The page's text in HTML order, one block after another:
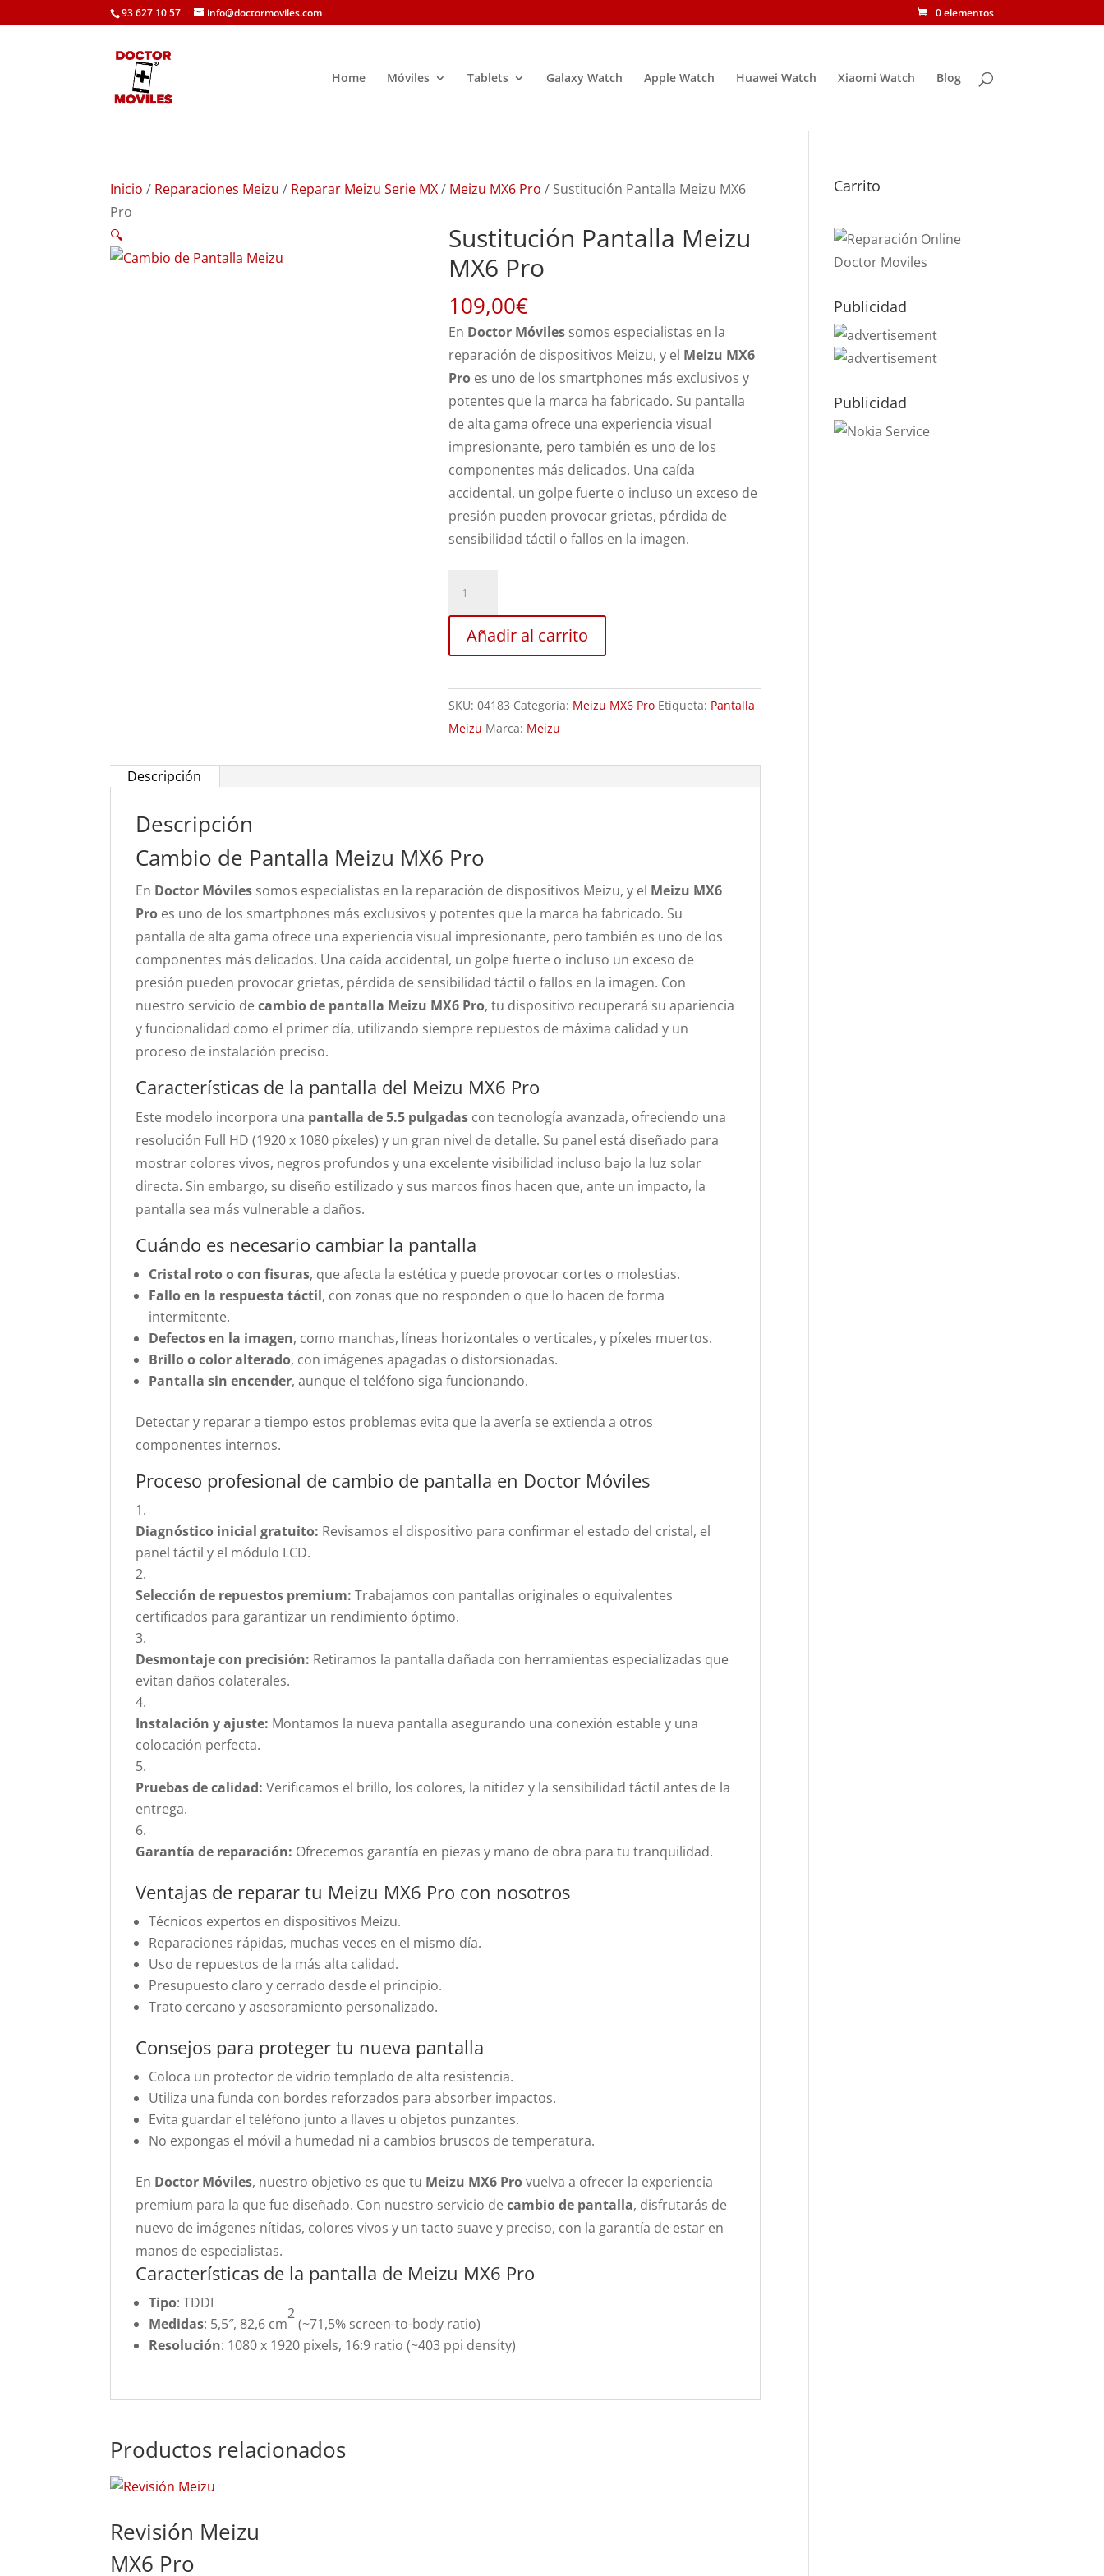
93 627 10 57 info@doctormoviles.com 0 elementos
Home Móviles Tablets Galaxy Watch Apple Watch Huawei Watch Xiaomi Watch Blog
Inicio / Reparaciones Meizu / Reparar Meizu Serie MX/ Meizu MX6 Pro / Sustitución Pantalla Meizu MX6
Pro
🔍
Sustitución Pantalla Meizu
MX6 Pro
109,00€
En Doctor Móviles somos especialistas en la
reparación de dispositivos Meizu, y el Meizu MX6
Pro es uno de los smartphones más exclusivos y
potentes que la marca ha fabricado. Su pantalla
de alta gama ofrece una experiencia visual
impresionante, pero también es uno de los
componentes más delicados. Una caída
accidental, un golpe fuerte o incluso un exceso de
presión pueden provocar grietas, pérdida de
sensibilidad táctil o fallos en la imagen.
Meizu
MX6
Añadir al carrito
SKU:04183 Categoría: Meizu MX6 Pro Etiqueta: Pantalla
Meizu Marca: Meizu
Descripción
Descripción
Cambio de Pantalla Meizu MX6 Pro
En Doctor Móviles somos especialistas en la reparación de dispositivos Meizu, y el Meizu MX6
Pro es uno de los smartphones más exclusivos y potentes que la marca ha fabricado. Su
pantalla de alta gama ofrece una experiencia visual impresionante, pero también es uno de los
componentes más delicados. Una caída accidental, un golpe fuerte o incluso un exceso de
presión pueden provocar grietas, pérdida de sensibilidad táctil o fallos en la imagen. Con
nuestro servicio decambio de pantalla Meizu MX6 Pro, tu dispositivo recuperará su apariencia
y funcionalidad como el primer día, utilizando siempre repuestos de máxima calidad y un
proceso de instalación preciso.
Características de la pantalla del Meizu MX6 Pro
Este modelo incorpora una pantalla de 5.5 pulgadas con tecnología avanzada, ofreciendo una
resolución Full HD (1920 x 1080 píxeles) y un gran nivel de detalle. Su panel está diseñado para
mostrar colores vivos, negros profundos y una excelente visibilidad incluso bajo la luz solar
directa. Sin embargo, su diseño estilizado y sus marcos finos hacen que, ante un impacto, la
pantalla sea más vulnerable a daños.
Cuándo es necesario cambiar la pantalla
Cristal roto o con fisuras, que afecta la estética y puede provocar cortes o molestias.
Fallo en la respuesta táctil, con zonas que no responden o que lo hacen de forma
intermitente.
Defectos en la imagen, como manchas, líneas horizontales o verticales, y píxeles muertos.
Brillo o color alterado, con imágenes apagadas o distorsionadas.
Pantalla sin encender, aunque el teléfono siga funcionando.
Detectar y reparar a tiempo estos problemas evita que la avería se extienda a otros
componentes internos.
Proceso profesional de cambio de pantalla en Doctor Móviles
Diagnóstico inicial gratuito: Revisamos el dispositivo para confirmar el estado del cristal, el
panel táctil y el módulo LCD.
Selección de repuestos premium: Trabajamos con pantallas originales o equivalentes
certificados para garantizar un rendimiento óptimo.
Desmontaje con precisión: Retiramos la pantalla dañada con herramientas especializadas que
evitan daños colaterales.
Instalación y ajuste: Montamos la nueva pantalla asegurando una conexión estable y una
colocación perfecta.
Pruebas de calidad: Verificamos el brillo, los colores, la nitidez y la sensibilidad táctil antes de la
entrega.
Garantía de reparación: Ofrecemos garantía en piezas y mano de obra para tu tranquilidad.
Ventajas de reparar tu Meizu MX6 Pro con nosotros
Técnicos expertos en dispositivos Meizu.
Reparaciones rápidas, muchas veces en el mismo día.
Uso de repuestos de la más alta calidad.
Presupuesto claro y cerrado desde el principio.
Trato cercano y asesoramiento personalizado.
Consejos para proteger tu nueva pantalla
Coloca un protector de vidrio templado de alta resistencia.
Utiliza una funda con bordes reforzados para absorber impactos.
Evita guardar el teléfono junto a llaves u objetos punzantes.
No expongas el móvil a humedad ni a cambios bruscos de temperatura.
En Doctor Móviles, nuestro objetivo es que tu Meizu MX6 Provuelva a ofrecer la experiencia
premium para la que fue diseñado. Con nuestro servicio decambio de pantalla, disfrutarás de
nuevo de imágenes nítidas, colores vivos y un tacto suave y preciso, con la garantía de estar en
manos de especialistas.
Características de la pantalla de Meizu MX6 Pro
Tipo: TDDI
Medidas: 5,5″, 82,6 cm
2
(~71,5% screen-to-body ratio)
Resolución: 1080 x 1920 pixels, 16:9 ratio (~403 ppi density)
Productos relacionados
Revisión Meizu
MX6 Pro
Carrito
Publicidad
Publicidad